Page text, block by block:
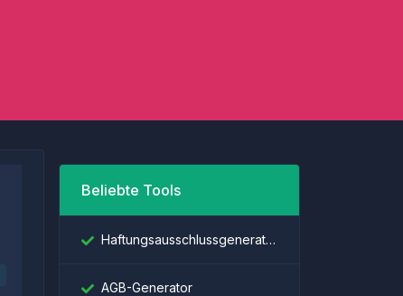
Beliebte Tools
Haftungsausschlussgenerator
AGB-Generator